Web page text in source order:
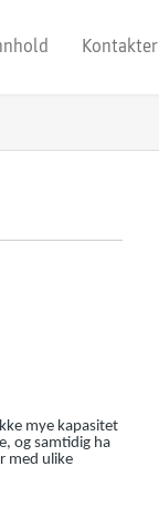
Kontakter
mye kapasitet
og samtidig ha
med ulike